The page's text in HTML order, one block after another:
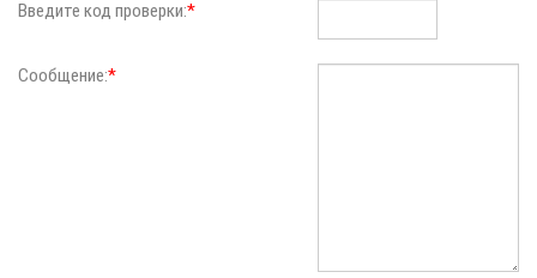
Введите код проверки:*
Сообщение:*